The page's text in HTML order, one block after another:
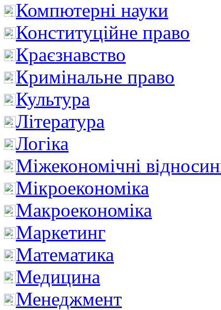
Компютерні науки
Конституційне право
Краєзнавство
Кримінальне право
Культура
Література
Логіка
Міжекономічні
Мікроекономіка
Макроекономіка
Маркетинг
Математика
Медицина
Менеджмент